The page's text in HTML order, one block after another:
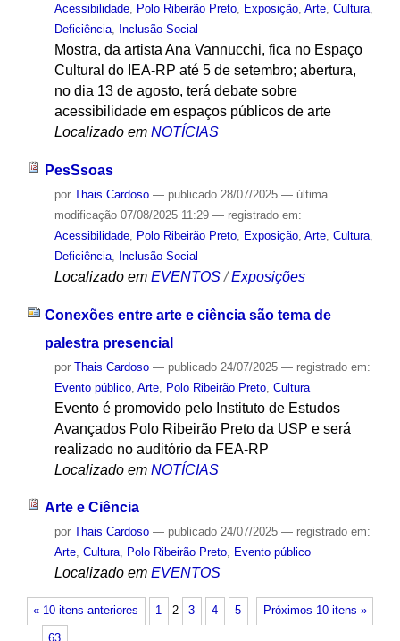
Acessibilidade, Polo Ribeirão Preto, Exposição, Arte, Cultura,
Deficiência, Inclusão Social
Mostra, da artista Ana Vannucchi, fica no Espaço
Cultural do IEA-RP até 5 de setembro; abertura,
no dia 13 de agosto, terá debate sobre
acessibilidade em espaços públicos de arte
Localizado em NOTÍCIAS
PesSsoas
por Thais Cardoso — publicado28/07/2025 — última
modificação07/08/2025 11:29 — registrado em:
Acessibilidade, Polo Ribeirão Preto, Exposição, Arte, Cultura,
Deficiência, Inclusão Social
Localizado em EVENTOS /Exposições
Conexões entre arte e ciência são tema de
palestra presencial
por Thais Cardoso — publicado24/07/2025 — registrado em:
Evento público, Arte, Polo Ribeirão Preto, Cultura
Evento é promovido pelo Instituto de Estudos
Avançados Polo Ribeirão Preto da USP e será
realizado no auditório da FEA-RP
Localizado em NOTÍCIAS
Arte e Ciência
por Thais Cardoso — publicado24/07/2025 — registrado em:
Arte, Cultura, Polo Ribeirão Preto, Evento público
Localizado em EVENTOS
« 10 itens anteriores Próximos 10 itens »
1 2 3 4 5
63